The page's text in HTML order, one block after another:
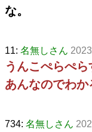
な。
11: 名無しさん
うんこぺらぺ
あんなのでわか
734: 名無しさん